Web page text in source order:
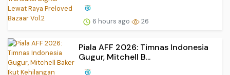
6 hours ago 26
Piala AFF 2026: Timnas Indonesia
Gugur, Mitchell B...